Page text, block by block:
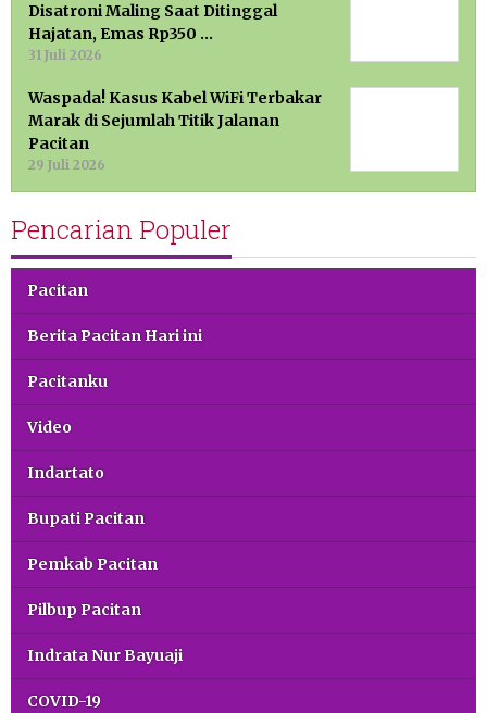
Disatroni Maling Saat Ditinggal
Hajatan, Emas Rp350 …
31 Juli 2026
Waspada! Kasus Kabel WiFi Terbakar
Marak di Sejumlah Titik Jalanan
Pacitan
29 Juli 2026
Pencarian Populer
Pacitan
Berita Pacitan Hari ini
Pacitanku
Video
Indartato
Bupati Pacitan
Pemkab Pacitan
Pilbup Pacitan
Indrata Nur Bayuaji
COVID-19